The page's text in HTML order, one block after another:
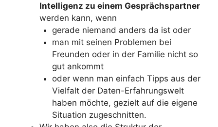
Intelligenz zu einem Gesprächspartner
werden kann, wenn
gerade niemand anders da ist oder
man mit seinen Problemen bei
Freunden oder in der Familie nicht so
gut ankommt
oder wenn man einfach Tipps aus der
Vielfalt der Daten-Erfahrungswelt
haben möchte, gezielt auf die eigene
Situation zugeschnitten.